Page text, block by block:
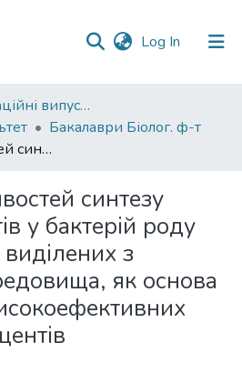
Log In (current)
01. Кваліфікаційні випускні роботи здобувачів вищої освіти
Бакалаври Біолог. ф-т
Аналіз особливостей синтезу біосурфактантів у бактерій роду Pseudomonas, виділених з морського середовища, як основа для пошуку високоефективних штамів-продуцентів
синтезу
у бактерій роду
з
як основа